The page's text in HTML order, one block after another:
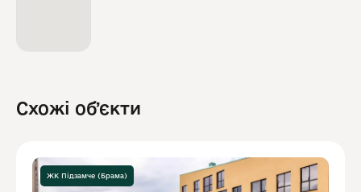
Схожі обʼєкти
ЖК Підзамче (Брама)